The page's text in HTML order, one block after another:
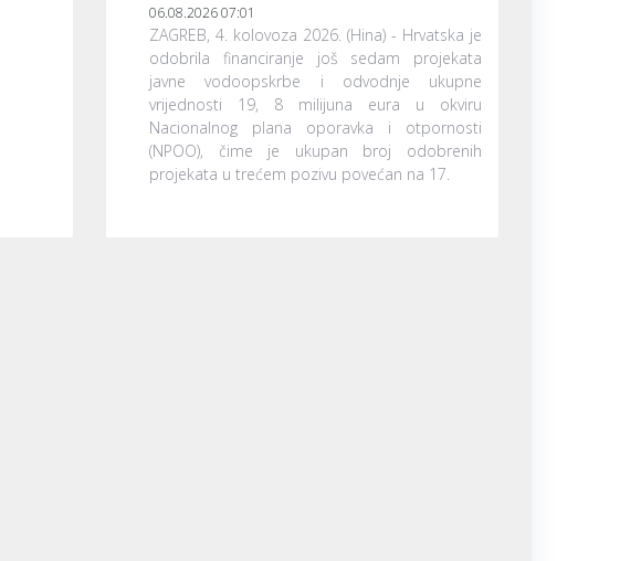
06.08.2026 07:01
ZAGREB, 4. kolovoza 2026. (Hina) - Hrvatska je
odobrila financiranje još sedam projekata
javne vodoopskrbe i odvodnje ukupne
vrijednosti 19, 8 milijuna eura u okviru
Nacionalnog plana oporavka i otpornosti
(NPOO), čime je ukupan broj odobrenih
projekata u trećem pozivu povećan na 17.